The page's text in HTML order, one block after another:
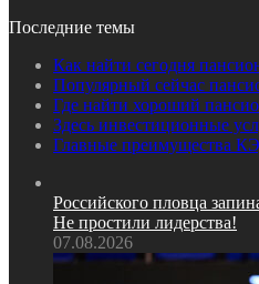
Последние темы
Как найти сегодня
Популярный сейчас
Где найти хороший
Здесь инвестиционные
Главные преимущества
Российского пловца
Не простили лидерства!
07.08.2026